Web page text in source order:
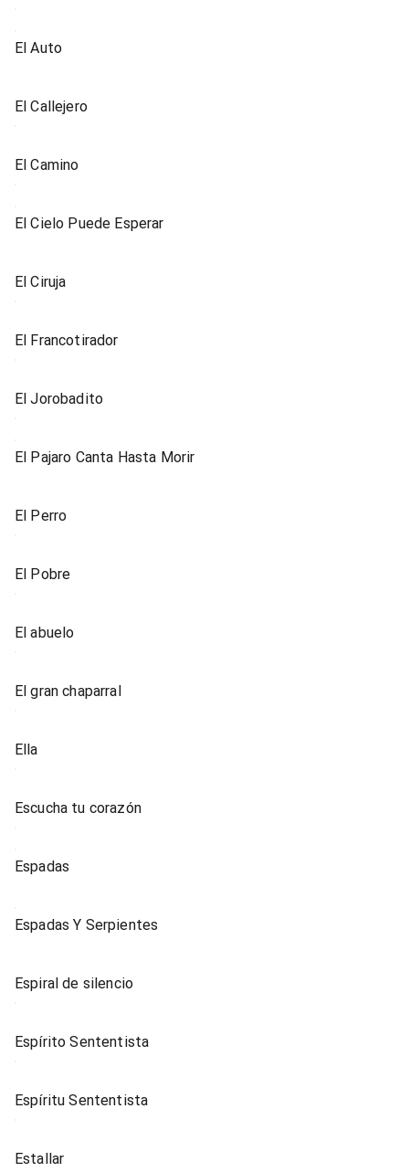
El Auto
El Callejero
El Camino
El Cielo Puede Esperar
El Ciruja
El Francotirador
El Jorobadito
El Pajaro Canta Hasta Morir
El Perro
El Pobre
El abuelo
El gran chaparral
Ella
Escucha tu corazón
Espadas
Espadas Y Serpientes
Espiral de silencio
Espírito Sententista
Espíritu Sententista
Estallar